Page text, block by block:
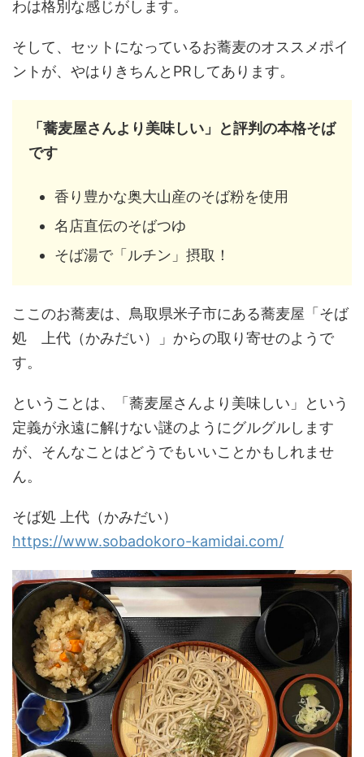
わは格別な感じがします。
そして、セットになっているお蕎麦のオススメポイ
ントが、やはりきちんとPRしてあります。
「蕎麦屋さんより美味しい」と評判の本格そば
です
香り豊かな奥大山産のそば粉を使用
名店直伝のそばつゆ
そば湯で「ルチン」摂取！
ここのお蕎麦は、鳥取県米子市にある蕎麦屋「そば
処 上代（かみだい）」からの取り寄せのようで
す。
ということは、「蕎麦屋さんより美味しい」という
定義が永遠に解けない謎のようにグルグルします
が、そんなことはどうでもいいことかもしれませ
ん。
そば処 上代（かみだい）
https://www.sobadokoro-kamidai.com/